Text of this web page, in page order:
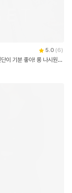
5.0 (6)
찰랑찰랑 텐셀 원단이 기분 좋아! 롱 나시원피스+후드 가디건 세트